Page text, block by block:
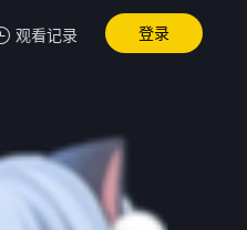
观看记录 登录